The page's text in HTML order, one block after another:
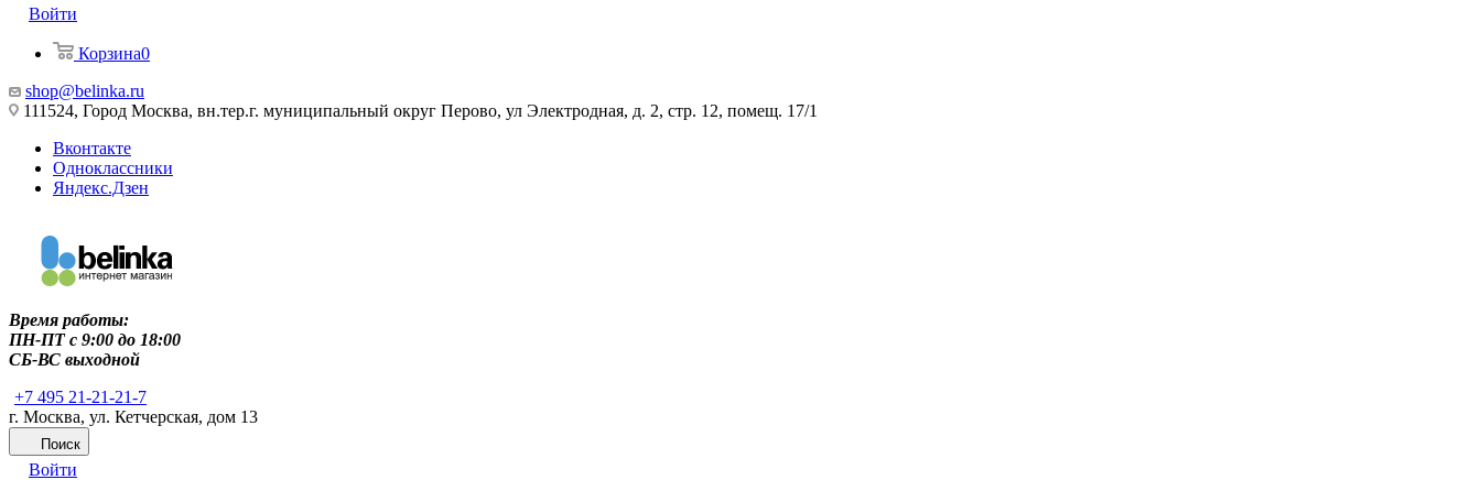
Войти
Корзина0
shop@belinka.ru
111524, Город Москва, вн.тер.г. муниципальный округ Перово, ул Электродная, д. 2, стр. 12, помещ. 17/1
Вконтакте
Одноклассники
Яндекс.Дзен
Время работы:
ПН-ПТ c 9:00 до 18:00
СБ-ВС выходной
+7 495 21-21-21-7
г. Москва, ул. Кетчерская, дом 13
Поиск
Войти